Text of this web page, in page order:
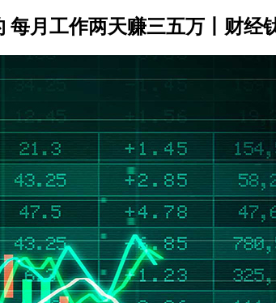
月工作两天赚三五万丨财经